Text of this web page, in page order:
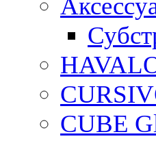
CUBE